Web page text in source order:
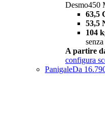
Desmo450
63,5
53,5
104
A partire
configura
PanigaleDa